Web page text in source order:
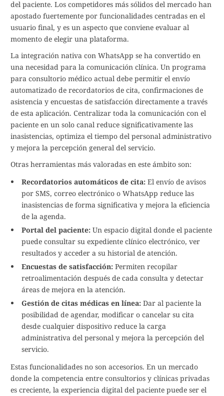
del paciente. Los competidores más sólidos del mercado han
apostado fuertemente por funcionalidades centradas en el
usuario final, y es un aspecto que conviene evaluar al
momento de elegir una plataforma.
La integración nativa con WhatsApp se ha convertido en
una necesidad para la comunicación clínica. Un programa
para consultorio médico actual debe permitir el envío
automatizado de recordatorios de cita, confirmaciones de
asistencia y encuestas de satisfacción directamente a través
de esta aplicación. Centralizar toda la comunicación con el
paciente en un solo canal reduce significativamente las
inasistencias, optimiza el tiempo del personal administrativo
y mejora la percepción general del servicio.
Otras herramientas más valoradas en este ámbito son:
Recordatorios automáticos de cita: El envío de avisos
por SMS, correo electrónico o WhatsApp reduce las
inasistencias de forma significativa y mejora la eficiencia
de la agenda.
Portal del paciente: Un espacio digital donde el paciente
puede consultar su expediente clínico electrónico, ver
resultados y acceder a su historial de atención.
Encuestas de satisfacción: Permiten recopilar
retroalimentación después de cada consulta y detectar
áreas de mejora en la atención.
Gestión de citas médicas en línea: Dar al paciente la
posibilidad de agendar, modificar o cancelar su cita
desde cualquier dispositivo reduce la carga
administrativa del personal y mejora la percepción del
servicio.
Estas funcionalidades no son accesorios. En un mercado
donde la competencia entre consultorios y clínicas privadas
es creciente, la experiencia digital del paciente puede ser el